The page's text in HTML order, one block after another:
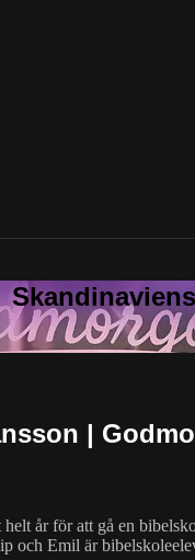
|
år för att gå en
och Emil är